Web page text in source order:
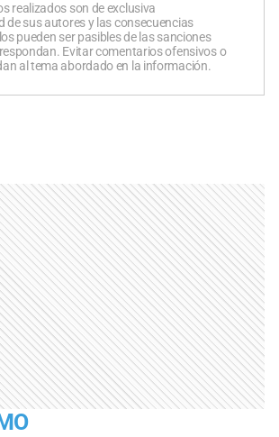
realizados son de exclusiva
de sus autores y las consecuencias
pueden ser pasibles de las sanciones
Evitar comentarios ofensivos o
al tema abordado en la información.